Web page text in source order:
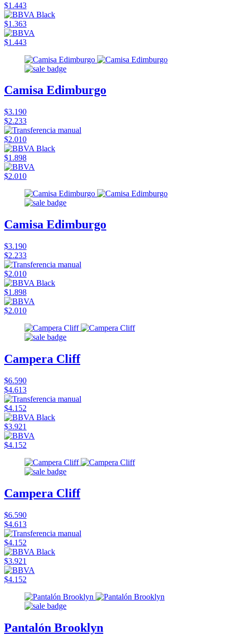
$1.443
$1.363
$1.443
Camisa Edimburgo
$3.190
$2.233
$2.010
$1.898
$2.010
Camisa Edimburgo
$3.190
$2.233
$2.010
$1.898
$2.010
Campera Cliff
$6.590
$4.613
$4.152
$3.921
$4.152
Campera Cliff
$6.590
$4.613
$4.152
$3.921
$4.152
Pantalón Brooklyn